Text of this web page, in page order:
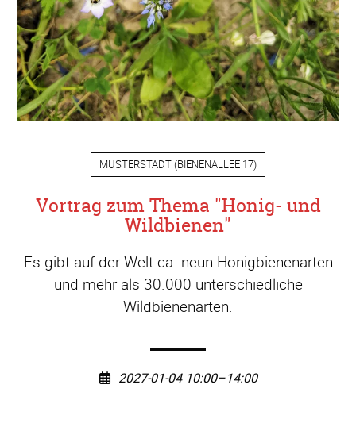
MUSTERSTADT (BIENENALLEE 17)
Vortrag zum Thema "Honig- und
Wildbienen"
Es gibt auf der Welt ca. neun Honigbienenarten
und mehr als 30.000 unterschiedliche
Wildbienenarten.
2027-01-04 10:00–14:00